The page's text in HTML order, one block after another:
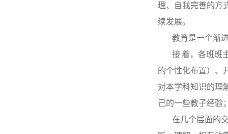
理、自我完善的方
续发展。
教育是一个渐
接 着，各班班
的个性化布置）、
对本学科知识的理
己的一些教子经
在几个层面的